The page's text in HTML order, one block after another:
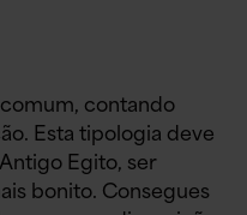
comum, contando
Esta tipologia deve
Egito, ser
bonito. Consegues